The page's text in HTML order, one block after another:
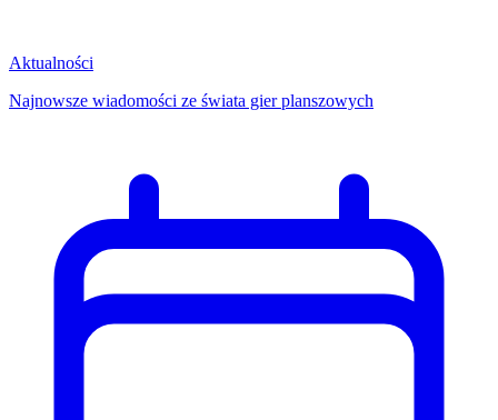
Aktualności
Najnowsze wiadomości ze świata gier planszowych